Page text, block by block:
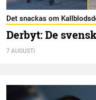
Det snackas om
Derbyt: De
7 AUGUSTI